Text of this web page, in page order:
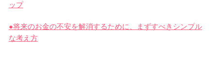
ップ
●将来のお金の不安を解消するために、まずすべきシンプル
な考え方